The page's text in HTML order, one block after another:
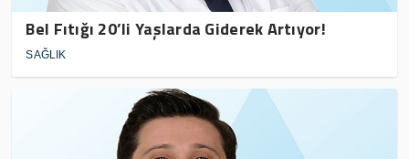
Bel Fıtığı 20’li Yaşlarda Giderek Artıyor!
SAĞLIK